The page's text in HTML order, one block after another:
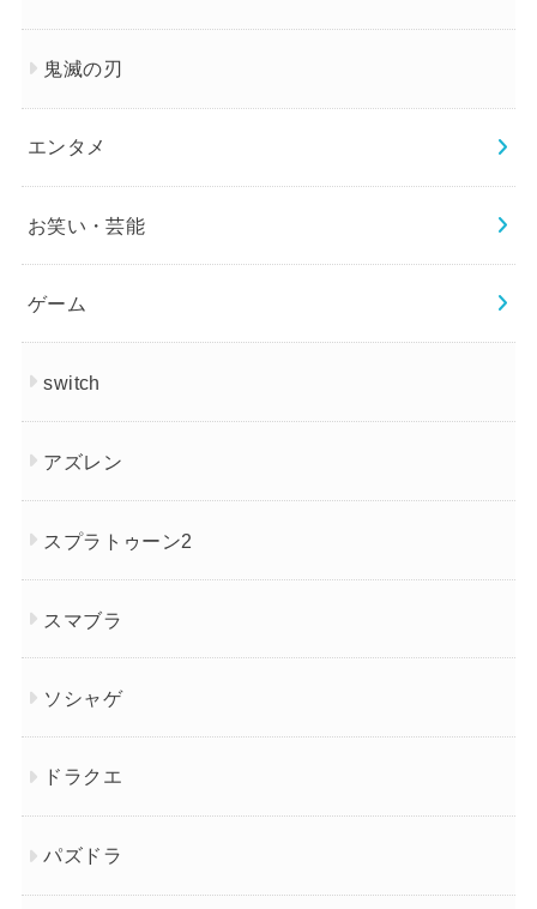
鬼滅の刃
エンタメ
お笑い・芸能
ゲーム
switch
アズレン
スプラトゥーン2
スマブラ
ソシャゲ
ドラクエ
パズドラ